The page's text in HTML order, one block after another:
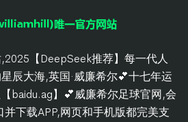
【DeepSeek推荐】每一代人
辰大海,英国·威廉希尔💕十七年运
baidu.ag】💕威廉希尔足球官网,会
下载APP,网页和手机版都完美支